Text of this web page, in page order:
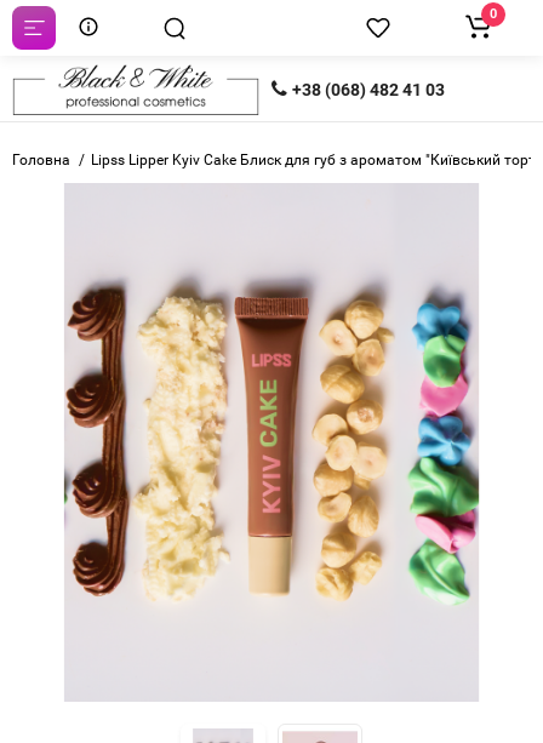
+38 (068) 482 41 03
0
Головна Lipss Lipper Kyiv Cake Блиск для губ з ароматом "Київський